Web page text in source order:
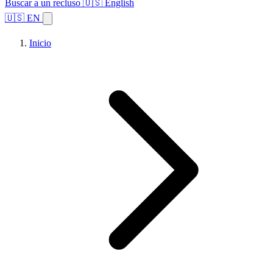
Buscar a un recluso 🇺🇸 English
🇺🇸 EN
Inicio